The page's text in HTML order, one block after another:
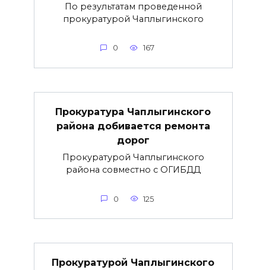
По результатам проведенной
прокуратурой Чаплыгинского
0 167
Прокуратура Чаплыгинского
района добивается ремонта
дорог
Прокуратурой Чаплыгинского
района совместно с ОГИБДД
0 125
Прокуратурой Чаплыгинского